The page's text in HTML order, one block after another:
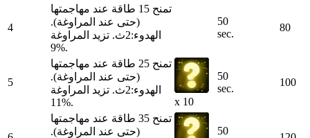
4
تمنح 15 طاقة عند مهاجمتها
(حتى عند المراوغة).
الهدوء:2ث. تزيد المراوغة
9%.
50
sec.
80
5
تمنح 25 طاقة عند مهاجمتها
(حتى عند المراوغة).
الهدوء:2ث. تزيد المراوغة
11%.
x 10
50
sec.
100
تمنح 35 طاقة عند مهاجمتها
(حتى عند المراوغة).
50